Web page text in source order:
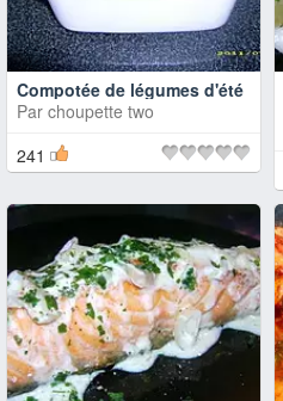
Compotée de légumes d'été
Par choupette two
241